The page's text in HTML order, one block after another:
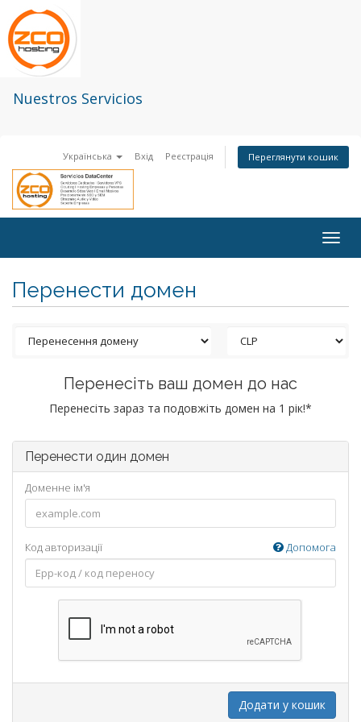
Nuestros Servicios
Українська Вхід Реєстрація Переглянути кошик
Перенести домен
Перенесіть ваш домен до нас
Перенесіть зараз та подовжіть домен на 1 рік!*
Перенести один домен
Доменне ім'я
Код авторизації Допомога
Додати у кошик